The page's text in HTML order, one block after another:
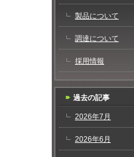
製品について
調達について
採用情報
過去の記事
2026年7月
2026年6月